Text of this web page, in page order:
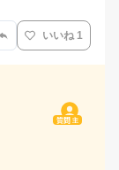
いいね 1
質問主